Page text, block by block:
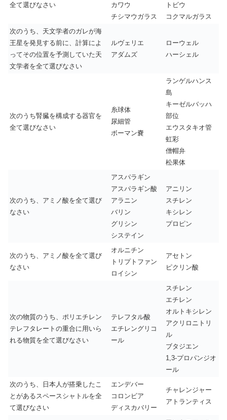
全て選びなさい
カワウ
チシマウガラス
トビウ
コクマルガラス
次のうち、天文学者のガレが海
王星を発見する前に、計算によ
ってその位置を予測していた天
文学者を全て選びなさい
ルヴェリエ
アダムズ
ローウェル
ハーシェル
次のうち腎臓を構成する器官を
全て選びなさい
糸球体
尿細管
ボーマン嚢
ランゲルハンス
島
キーゼルバッハ
部位
エウスタキオ管
虹彩
僧帽弁
松果体
次のうち、アミノ酸を全て選び
なさい
アスパラギン
アスパラギン酸
アラニン
バリン
グリシン
システイン
アニリン
スチレン
キシレン
プロピン
次のうち、アミノ酸を全て選び
なさい
オルニチン
トリプトファン
ロイシン
アセトン
ピクリン酸
次の物質のうち、ポリエチレン
テレフタレートの重合に用いら
れる物質を全て選びなさい
テレフタル酸
エチレングリコ
ール
スチレン
エチレン
オルトキシレン
アクリロニトリ
ル
ブタジエン
1,3-プロパンジオ
ール
次のうち、日本人が搭乗したこ
とがあるスペースシャトルを全
て選びなさい
エンデバー
コロンビア
ディスカバリー
チャレンジャー
アトランティス